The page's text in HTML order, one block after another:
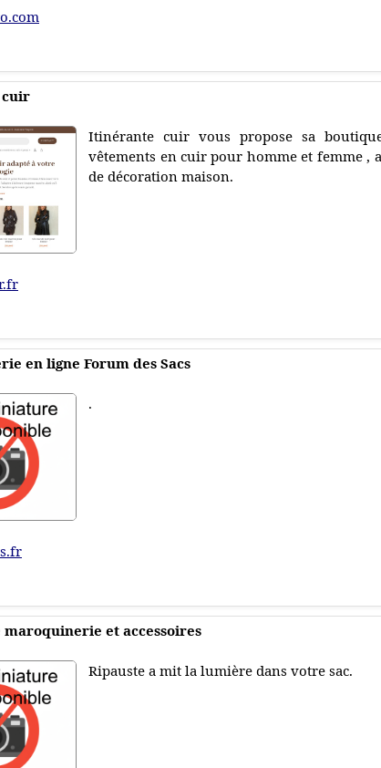
Itinérante cuir vous propose sa
vêtements en cuir pour homme et femme
de décoration maison.
en ligne Forum des Sacs
.
maroquinerie et accessoires
Ripauste a mit la lumière dans votre sac.